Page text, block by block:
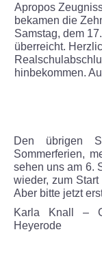
Projekttage
Apropos
bekamen die
Samstag, dem
überreicht.
hinbekommen.
Den übrigen
Sommerferien,
sehen uns am 6.
wieder, zum
Aber bitte jetzt
Karla Knall –
Heyerode